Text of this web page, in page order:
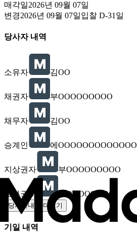
매각일2026년 09월 07일
변경2026년 09월 07일입찰 D-31 일
당사자 내역
소유자 김OO
채권자 부OOOOOOOOO
채무자 김OO
승계인 에OOOOOOOOOOOOO
지상권자 부OOOOOOOOO
교부권자 부OOOOOOOO
당사자내역 더보기
기일 내역